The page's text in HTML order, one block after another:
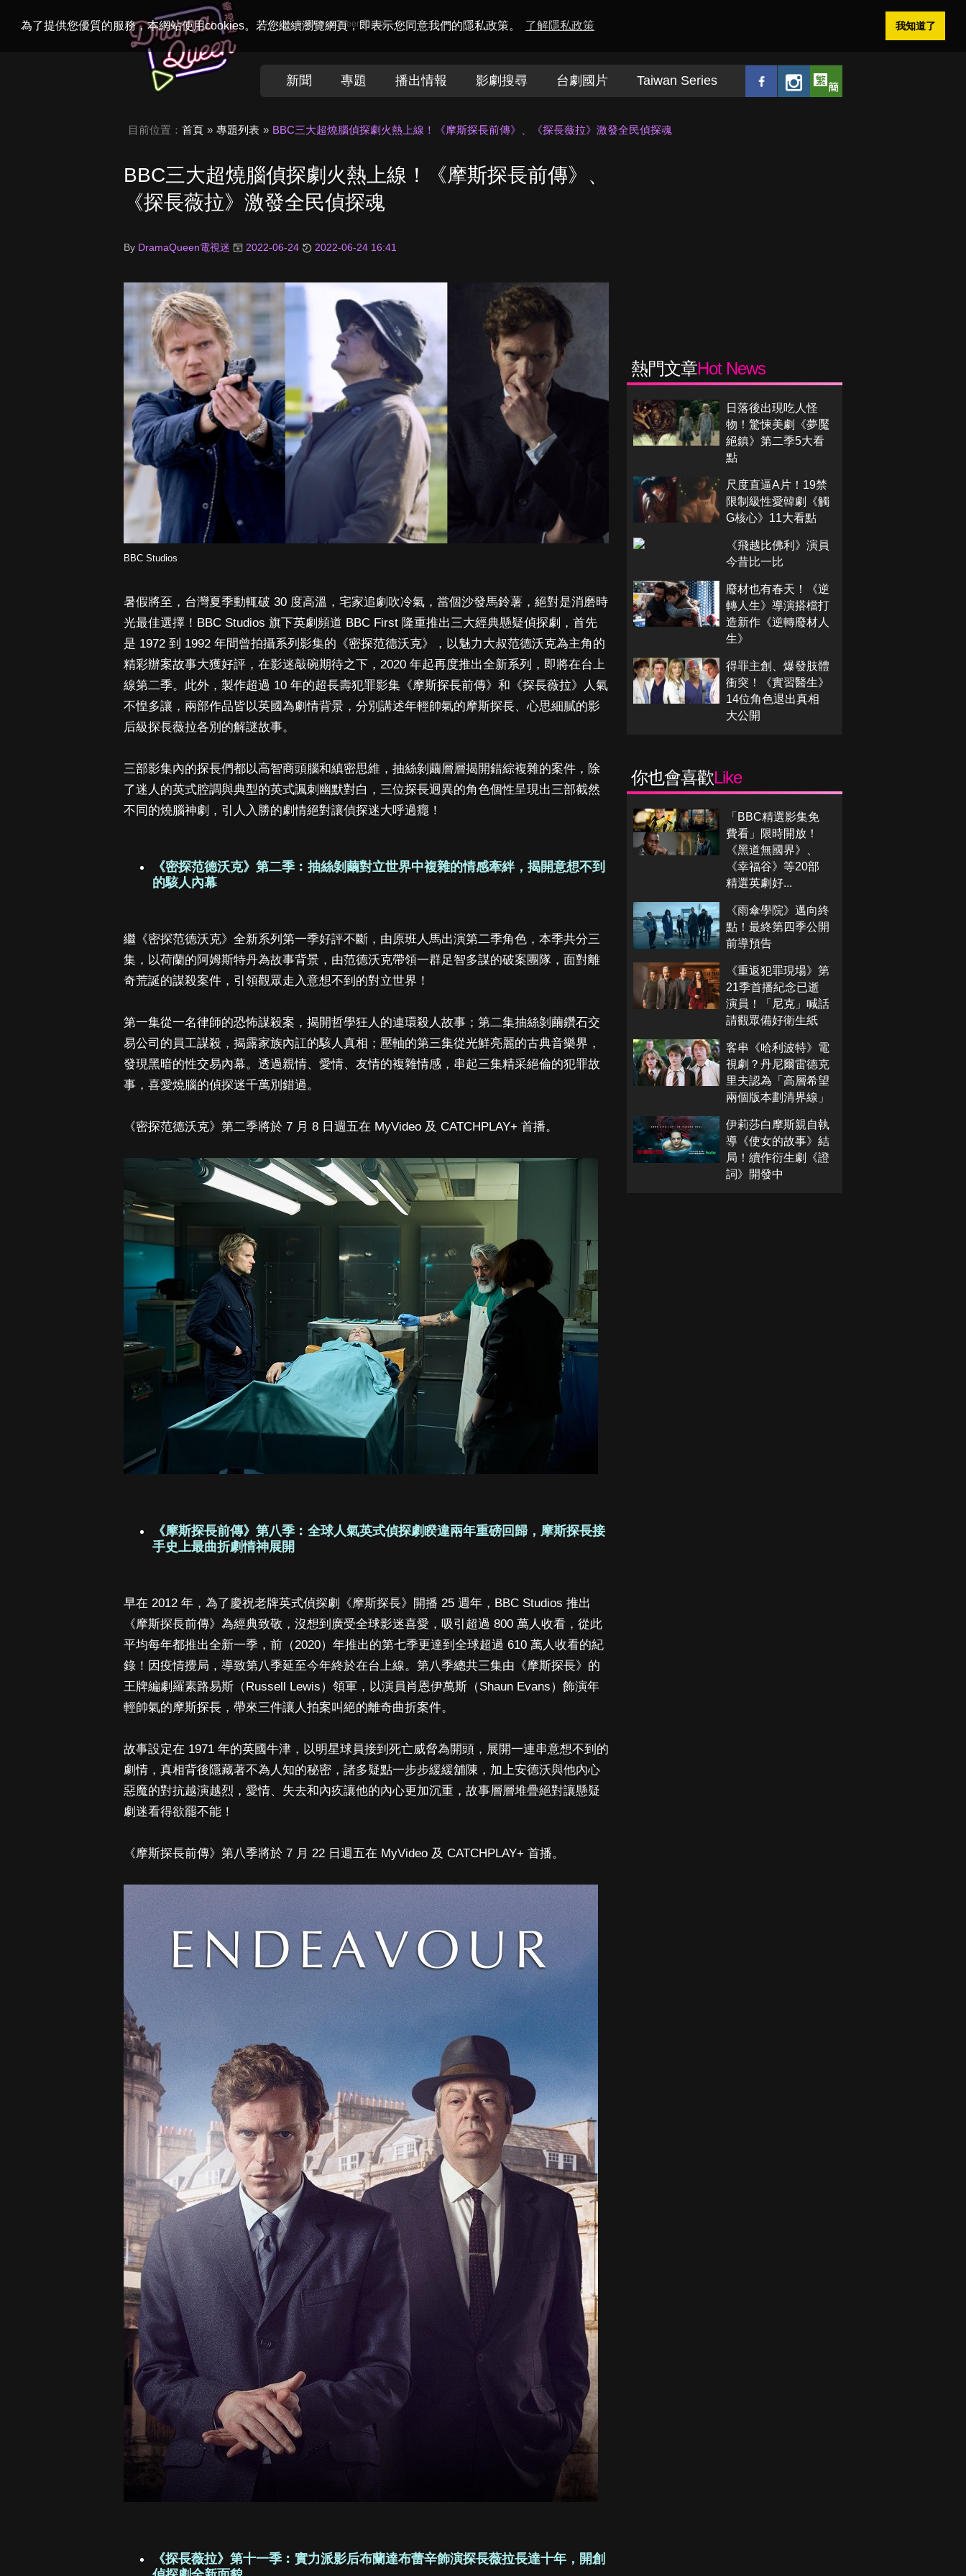
為了提供您優質的服務，本網站使用cookies。若您繼續瀏覽網頁，即表示您同意我們的隱私政策。 了解隱私政策 我知道了
Welcome toDramaQueen電視迷
新聞 專題 播出情報 影劇搜尋 台劇國片 Taiwan Series
目前位置： 首頁 專題列表 BBC三大超燒腦偵探劇火熱上線！《摩斯探長前傳》、《探長薇拉》激發全民偵探魂
BBC三大超燒腦偵探劇火熱上線！《摩斯探長前傳》、
《探長薇拉》激發全民偵探魂
By DramaQueen電視迷 2022-06-24 2022-06-24 16:41
BBC Studios
暑假將至，台灣夏季動輒破 30 度高溫，宅家追劇吹冷氣，當個沙發馬鈴薯，絕對是消磨時
光最佳選擇！BBC Studios 旗下英劇頻道 BBC First 隆重推出三大經典懸疑偵探劇，首先
是 1972 到 1992 年間曾拍攝系列影集的《密探范德沃克》，以魅力大叔范德沃克為主角的
精彩辦案故事大獲好評，在影迷敲碗期待之下，2020 年起再度推出全新系列，即將在台上
線第二季。此外，製作超過 10 年的超長壽犯罪影集《摩斯探長前傳》和《探長薇拉》人氣
不惶多讓，兩部作品皆以英國為劇情背景，分別講述年輕帥氣的摩斯探長、心思細膩的影
后級探長薇拉各別的解謎故事。
三部影集內的探長們都以高智商頭腦和縝密思維，抽絲剝繭層層揭開錯綜複雜的案件，除
了迷人的英式腔調與典型的英式諷刺幽默對白，三位探長迥異的角色個性呈現出三部截然
不同的燒腦神劇，引人入勝的劇情絕對讓偵探迷大呼過癮！
《密探范德沃克》第二季︰抽絲剝繭對立世界中複雜的情感牽絆，揭開意想不到
的駭人內幕
繼《密探范德沃克》全新系列第一季好評不斷，由原班人馬出演第二季角色，本季共分三
集，以荷蘭的阿姆斯特丹為故事背景，由范德沃克帶領一群足智多謀的破案團隊，面對離
奇荒誕的謀殺案件，引領觀眾走入意想不到的對立世界！
第一集從一名律師的恐怖謀殺案，揭開哲學狂人的連環殺人故事；第二集抽絲剝繭鑽石交
易公司的員工謀殺，揭露家族內訌的駭人真相；壓軸的第三集從光鮮亮麗的古典音樂界，
發現黑暗的性交易內幕。透過親情、愛情、友情的複雜情感，串起三集精采絕倫的犯罪故
事，喜愛燒腦的偵探迷千萬別錯過。
《密探范德沃克》第二季將於 7 月 8 日週五在 MyVideo 及 CATCHPLAY+ 首播。
《摩斯探長前傳》第八季︰全球人氣英式偵探劇睽違兩年重磅回歸，摩斯探長接
手史上最曲折劇情神展開
早在 2012 年，為了慶祝老牌英式偵探劇《摩斯探長》開播 25 週年，BBC Studios 推出
《摩斯探長前傳》為經典致敬，沒想到廣受全球影迷喜愛，吸引超過 800 萬人收看，從此
平均每年都推出全新一季，前（2020）年推出的第七季更達到全球超過 610 萬人收看的紀
錄！因疫情攪局，導致第八季延至今年終於在台上線。第八季總共三集由《摩斯探長》的
王牌編劇羅素路易斯（Russell Lewis）領軍，以演員肖恩伊萬斯（Shaun Evans）飾演年
輕帥氣的摩斯探長，帶來三件讓人拍案叫絕的離奇曲折案件。
故事設定在 1971 年的英國牛津，以明星球員接到死亡威脅為開頭，展開一連串意想不到的
劇情，真相背後隱藏著不為人知的秘密，諸多疑點一步步緩緩舖陳，加上安德沃與他內心
惡魔的對抗越演越烈，愛情、失去和內疚讓他的內心更加沉重，故事層層堆疊絕對讓懸疑
劇迷看得欲罷不能！
《摩斯探長前傳》第八季將於 7 月 22 日週五在 MyVideo 及 CATCHPLAY+ 首播。
《探長薇拉》第十一季︰實力派影后布蘭達布蕾辛飾演探長薇拉長達十年，開創
熱門文章Hot News
日落後出現吃人怪
物！驚悚美劇《夢魘
絕鎮》第二季5大看
點
尺度直逼A片！19禁
限制級性愛韓劇《觸
G核心》11大看點
《飛越比佛利》演員
今昔比一比
廢材也有春天！《逆
轉人生》導演搭檔打
造新作《逆轉廢材人
生》
得罪主創、爆發肢體
衝突！《實習醫生》
14位角色退出真相
大公開
你也會喜歡Like
「BBC精選影集免
費看」限時開放！
《黑道無國界》、
《幸福谷》等20部
精選英劇好...
《雨傘學院》邁向終
點！最終第四季公開
前導預告
《重返犯罪現場》第
21季首播紀念已逝
演員！「尼克」喊話
請觀眾備好衛生紙
客串《哈利波特》電
視劇？丹尼爾雷德克
里夫認為「高層希望
兩個版本劃清界線」
伊莉莎白摩斯親自執
導《使女的故事》結
局！續作衍生劇《證
詞》開發中